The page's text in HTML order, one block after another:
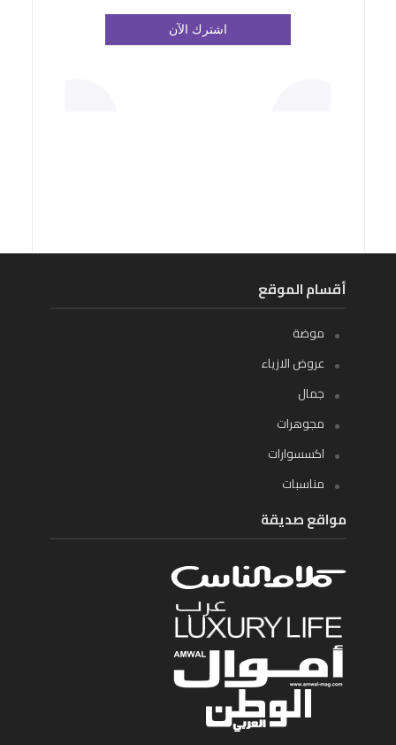
أقسام الموقع
موضة
عروض الازياء
جمال
مجوهرات
اكسسوارات
مناسبات
مواقع صديقة